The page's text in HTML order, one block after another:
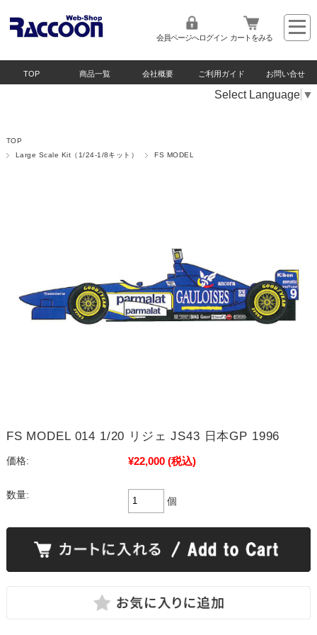
会員ページへログイン カートをみる
TOP 商品一覧 会社概要 ご利用ガイド お問い合せ
Select Language ▼
TOP
Large Scale Kit（1/24-1/8キット）
FS MODEL
FS MODEL 014 1/20 リジェ JS43 日本GP 1996
価格: ¥22,000 (税込)
数量:
個